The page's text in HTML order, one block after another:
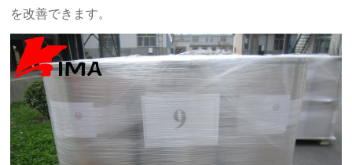
を改善できます。